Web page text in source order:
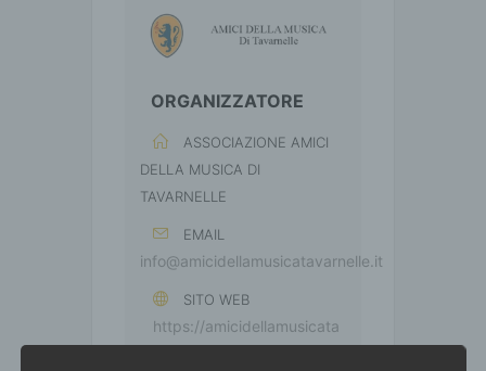
ORGANIZZATORE
ASSOCIAZIONE AMICI
DELLA MUSICA DI
TAVARNELLE
EMAIL
info@amicidellamusicatavarnelle.it
SITO WEB
https://amicidellamusicata